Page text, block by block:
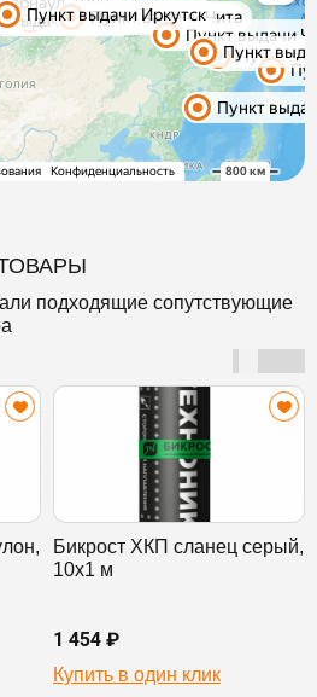
подходящие сопутствующие
Бикрост ХКП сланец серый,
10х1 м
1 454 ₽
Купить в один клик